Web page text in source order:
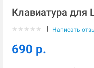
Клавиатура для
★ ★ ★ ★ ★ | Написать
690 р.